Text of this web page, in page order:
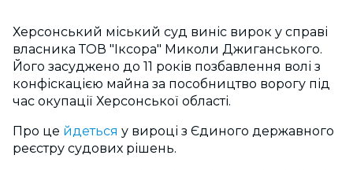
Херсонський міський суд виніс вирок у справі
власника ТОВ "Іксора" Миколи Джиганського.
Його засуджено до 11 років позбавлення волі з
конфіскацією майна за пособництво ворогу під
час окупації Херсонської області.
Про це йдеться у вироці з Єдиного державного
реєстру судових рішень.